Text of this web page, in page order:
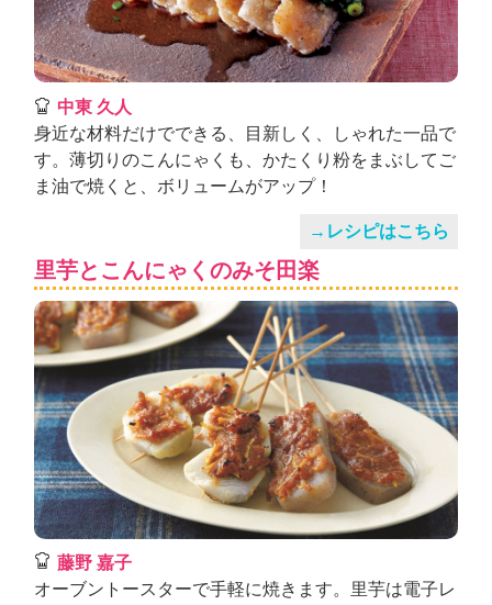
う
の
料
理
中東 久人
身近な材料だけでできる、目新しく、しゃれた一品で
す。薄切りのこんにゃくも、かたくり粉をまぶしてご
ま油で焼くと、ボリュームがアップ！
→レシピはこちら
里芋とこんにゃくのみそ田楽
藤野 嘉子
オーブントースターで手軽に焼きます。里芋は電子レ